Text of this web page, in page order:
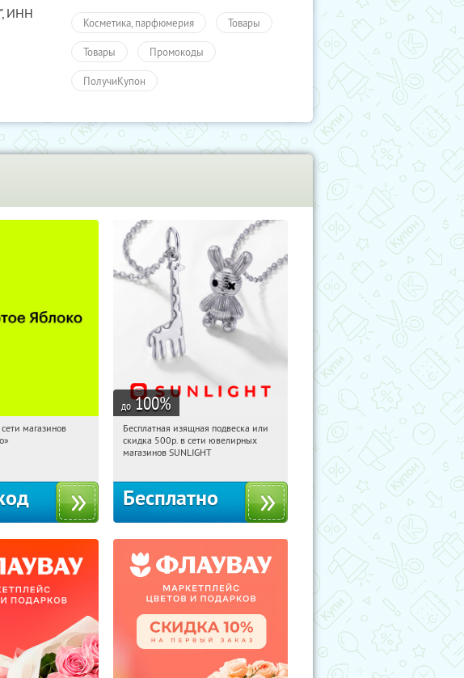
ИНН
Косметика, парфюмерия Товары
Товары Промокоды
ПолучиКупон
Получи первым!
магазинов
до 100%
01:23:59 Получили:
Россия
Бесплатная изящная подвеска или
скидка 500р. в сети ювелирных
магазинов SUNLIGHT
Бесплатно